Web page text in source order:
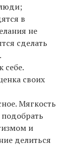
в
не
сделать
себе.
своих
Мягкость
и
делиться